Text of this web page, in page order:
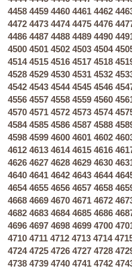
4458 4459 4460 4461 4462
4472 4473 4474 4475 4476
4486 4487 4488 4489 4490
4500 4501 4502 4503 4504
4514 4515 4516 4517 4518
4528 4529 4530 4531 4532
4542 4543 4544 4545 4546
4556 4557 4558 4559 4560
4570 4571 4572 4573 4574
4584 4585 4586 4587 4588
4598 4599 4600 4601 4602
4612 4613 4614 4615 4616
4626 4627 4628 4629 4630
4640 4641 4642 4643 4644
4654 4655 4656 4657 4658
4668 4669 4670 4671 4672
4682 4683 4684 4685 4686
4696 4697 4698 4699 4700
4710 4711 4712 4713 4714
4724 4725 4726 4727 4728
4738 4739 4740 4741 4742